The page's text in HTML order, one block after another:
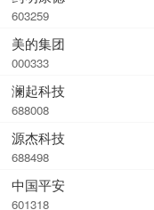
603259
美的集团
000333
澜起科技
688008
源杰科技
688498
中国平安
601318